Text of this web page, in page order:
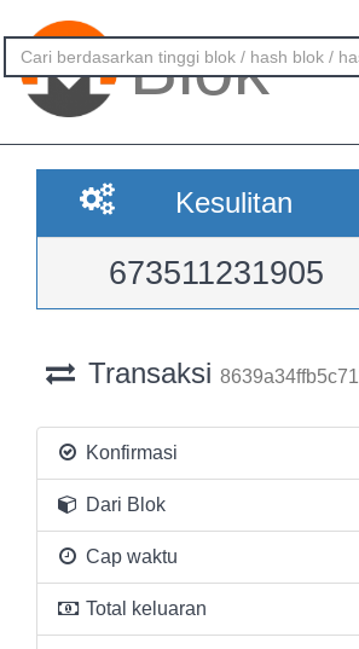
Blok
Kesulitan
673511231905
Transaksi
Konfirmasi
Dari Blok
Cap waktu
Total keluaran